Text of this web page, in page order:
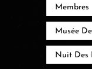
Membres
Musée
Nuit Des